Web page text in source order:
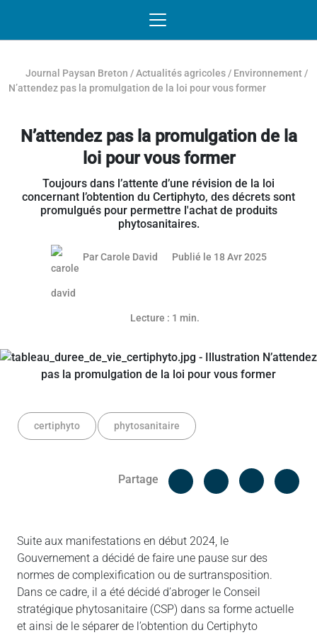
Journal Paysan Breton /Actualités agricoles / Environnement /
N’attendez pas la promulgation de la loi pour vous former
N’attendez pas la promulgation de la
loi pour vous former
Toujours dans l’attente d’une révision de la loi
concernant l’obtention du Certiphyto, des décrets sont
promulgués pour permettre l'achat de produits
phytosanitaires.
ParCarole David Publié le 18 Avr 202517 avril
Lecture : 1 min.
certiphyto phytosanitaire
Partage
Facebook
Suite aux manifestations en début 2024, le
Gouvernement a décidé de faire une pause sur des
normes de complexification ou de surtransposition.
Dans ce cadre, il a été décidé d’abroger le Conseil
stratégique phytosanitaire (CSP) dans sa forme actuelle
et ainsi de le séparer de l’obtention du Certiphyto